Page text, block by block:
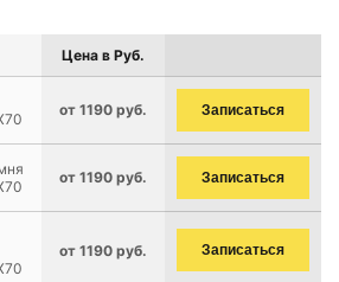
Цена в Руб.
от 1190 руб. Записаться
от 1190 руб. Записаться
от 1190 руб. Записаться